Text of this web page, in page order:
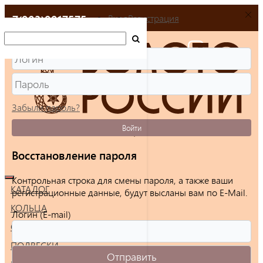
+7(903)9917575
КАТАЛОГ
КОЛЬЦА
СЕРЬГИ
ПОДВЕСКИ
ВходРегистрация
Забыли пароль?
Войти
Восстановление пароля
Контрольная строка для смены пароля, а также ваши
регистрационные данные, будут высланы вам по E-Mail.
Логин (E-mail)